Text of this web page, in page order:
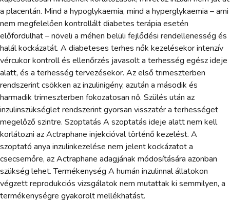
a placentán. Mind a hypoglykaemia, mind a hyperglykaemia – ami
nem megfelelően kontrollált diabetes terápia esetén
előfordulhat – növeli a méhen belüli fejlődési rendellenesség és
halál kockázatát. A diabeteses terhes nők kezelésekor intenzív
vércukor kontroll és ellenőrzés javasolt a terhesség egész ideje
alatt, és a terhesség tervezésekor. Az első trimeszterben
rendszerint csökken az inzulinigény, azután a második és
harmadik trimeszterben fokozatosan nő. Szülés után az
inzulinszükséglet rendszerint gyorsan visszatér a terhességet
megelőző szintre. Szoptatás A szoptatás ideje alatt nem kell
korlátozni az Actraphane injekcióval történő kezelést. A
szoptató anya inzulinkezelése nem jelent kockázatot a
csecsemőre, az Actraphane adagjának módosítására azonban
szükség lehet. Termékenység A humán inzulinnal állatokon
végzett reprodukciós vizsgálatok nem mutattak ki semmilyen, a
termékenységre gyakorolt mellékhatást.